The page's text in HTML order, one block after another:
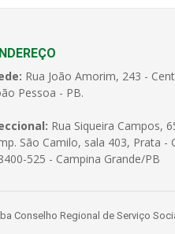
Rua João Amorim, 243 -
Pessoa - PB.
Rua Siqueira Campos,
São Camilo, sala 403, Prata -
525 - Campina Grande/PB
Conselho Regional de Serviço